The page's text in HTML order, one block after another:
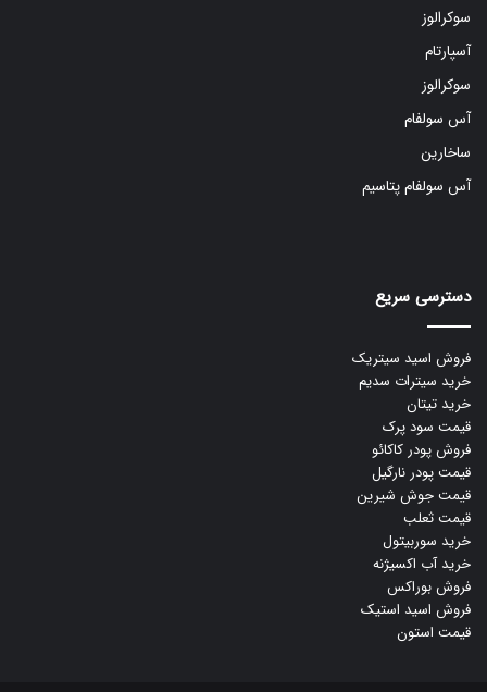
سوکرالوز
آسپارتام
سوکرالوز
آس سولفام
ساخارین
آس سولفام پتاسیم
دسترسی سریع
فروش اسید سیتریک
خرید سیترات سدیم
خرید تیتان
قیمت سود پرک
فروش پودر کاکائو
قیمت پودر نارگیل
قیمت جوش شیرین
قیمت ثعلب
خرید سوربیتول
خرید آب اکسیژنه
فروش بوراکس
فروش اسید استیک
قیمت استون